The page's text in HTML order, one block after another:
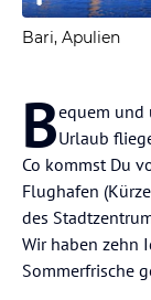
Bari, Apulien
Bequem und
Urlaub
Co kommst Du
Flughafen
des
Wir haben zehn
Sommerfrische